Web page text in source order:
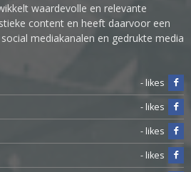
waardevolle en relevante
content en heeft daarvoor een
mediakanalen en gedrukte media
- likes
- likes
- likes
- likes